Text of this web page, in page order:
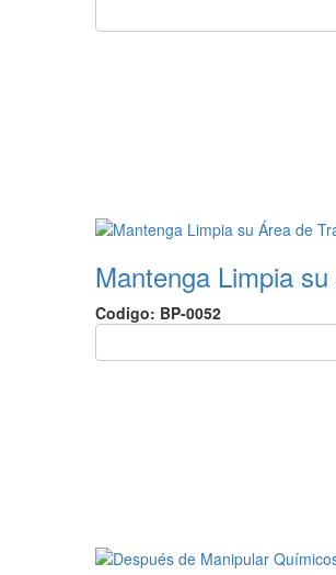
Mantenga Limpia
Codigo: BP-0052